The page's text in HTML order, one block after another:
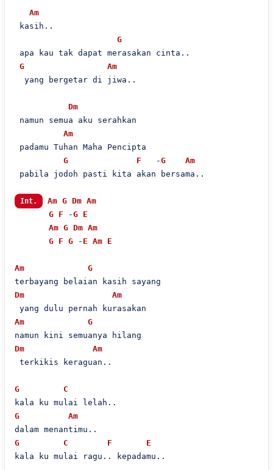
Am
kasih..
G
apa kau tak dapat merasakan cinta..
G
Am
  yang bergetar di jiwa..
Dm
namun semua aku serahkan
Am
padamu Tuhan Maha Pencipta
G
F
   -
G
Am
pabila jodoh pasti kita akan bersama..
Int. Am G Dm Am
G
F -G
E
Am G Dm Am
G
F G - E Am E
Am
G
Dm
Am
Am
G
Dm
Am
terkikis keraguan..
G
C
G
Am
G
C F
E
kala ku mulai ragu.. kepadamu..